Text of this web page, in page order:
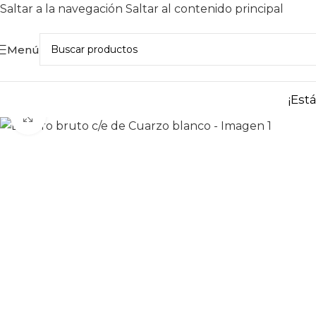
Saltar a la navegación Saltar al contenido principal
Menú
Haga clic para ampliar